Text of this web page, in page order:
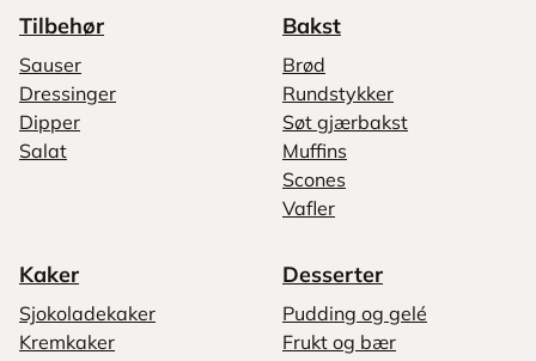
Tilbehør
Sauser
Dressinger
Dipper
Salat
Bakst
Brød
Rundstykker
Søt gjærbakst
Muffins
Scones
Vafler
Kaker
Sjokoladekaker
Kremkaker
Desserter
Pudding og gelé
Frukt og bær